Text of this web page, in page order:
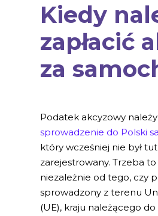
Kiedy
zapłacić
za
Podatek akcyzowy należy
sprowadzenie do Polski
który wcześniej nie był
zarejestrowany. Trzeba
niezależnie od tego, czy
sprowadzony z terenu
(UE), kraju należącego